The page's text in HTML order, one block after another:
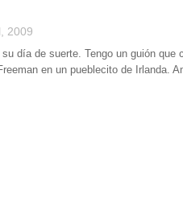
2009
día de suerte. Tengo un guión
en un pueblecito de Irlanda.